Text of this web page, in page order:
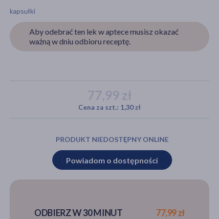
kapsułki
Aby odebrać ten lek w aptece musisz okazać
ważną w dniu odbioru receptę.
77,99 zł
Cena za szt.: 1,30 zł
PRODUKT NIEDOSTĘPNY ONLINE
Powiadom o dostępności
ODBIERZ W 30 MINUT 77,99 zł